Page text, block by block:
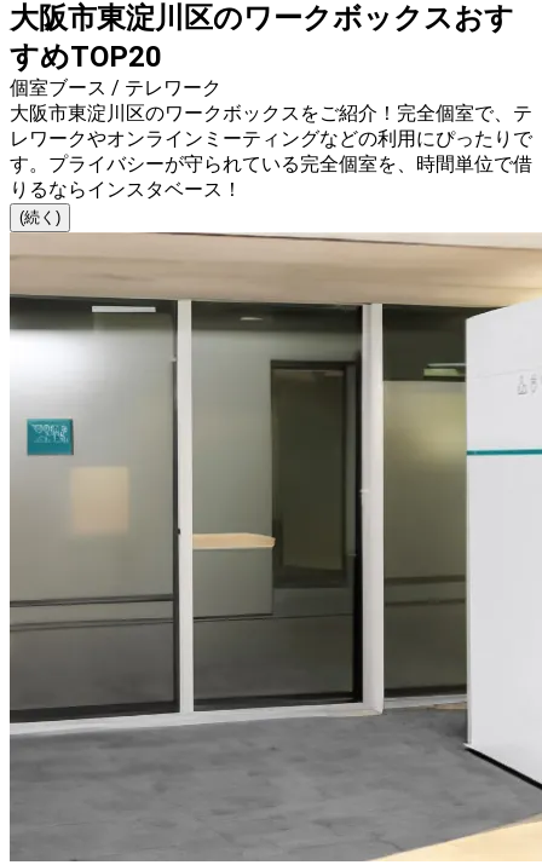
大阪市東淀川区のワークボックスおす
すめTOP20
個室ブース / テレワーク
大阪市東淀川区のワークボックスをご紹介！完全個室で、テ
レワークやオンラインミーティングなどの利用にぴったりで
す。プライバシーが守られている完全個室を、時間単位で借
りるならインスタベース！
(続く)